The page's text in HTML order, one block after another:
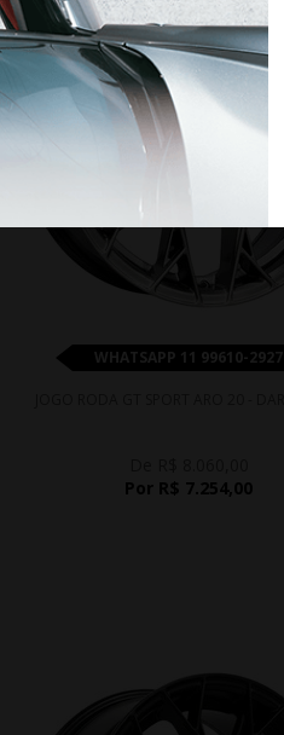
WHATSAPP 11 99610-2927
Por R$ 7.254,00